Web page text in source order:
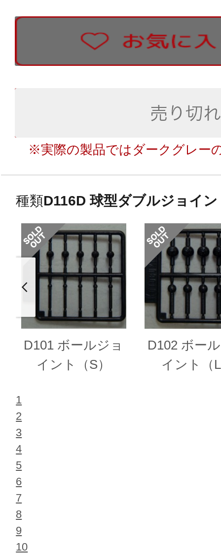
※実際の製品ではダークグレー
種類D116D 球型ダブルジョイン
D101 ボールジョ
イント（S）
D102 ボー
イント（
1
2
3
4
5
6
7
8
9
10